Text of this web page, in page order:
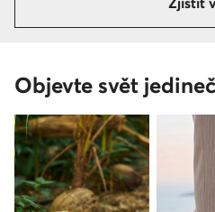
Objevte svět